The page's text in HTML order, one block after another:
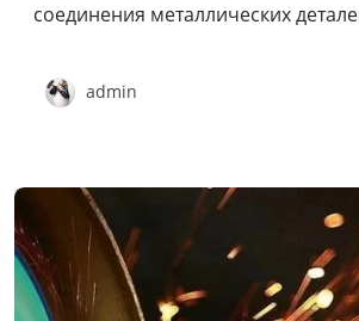
соединения металлических
admin